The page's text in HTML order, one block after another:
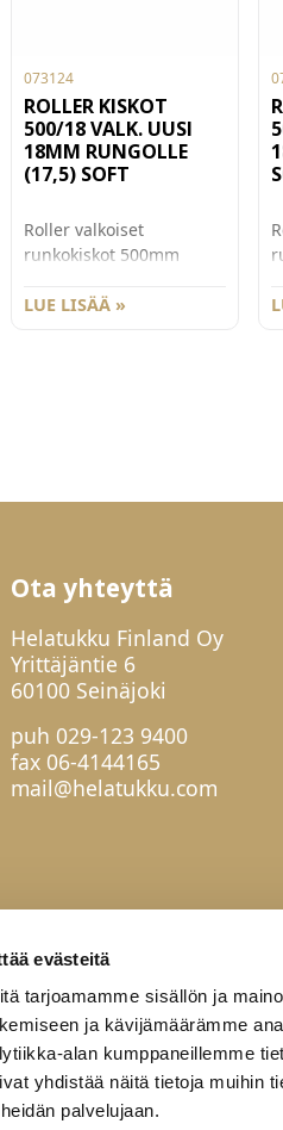
evästeitä
tarjoamamme sisällön ja
ja kävijämäärämme
alan kumppaneillemme
yhdistää näitä tietoja muihin
palvelujaan.
073124
ROLLER KISKOT
500/18 VALK. UUSI
18MM RUNGOLLE
(17,5) SOFT
Roller valkoiset
runkokiskot 500mm
ominaisuus takaa
LUE LISÄÄ »
Ota yhteyttä
Helatukku Finland Oy
Yrittäjäntie 6
60100 Seinäjoki
puh 029-123 9400
fax 06-4144165
mail@helatukku.com
Yhteistyökumppanit